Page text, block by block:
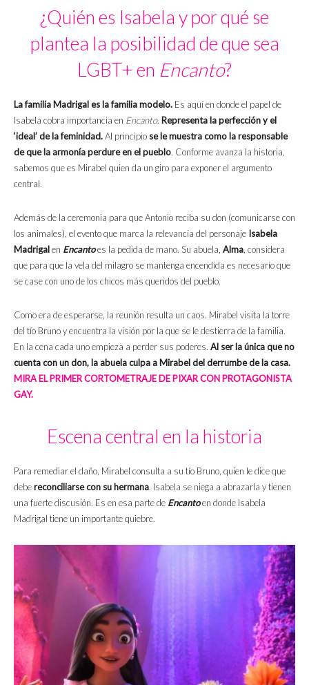
¿Quién es Isabela y por qué se
plantea la posibilidad de que sea
LGBT+ en Encanto?
La familia Madrigal es la familia modelo. Es aquí en donde el papel de
Isabela cobra importancia en Encanto. Representa la perfección y el
‘ideal’ de la feminidad.Al principio se le muestra como la responsable
de que la armonía perdure en el pueblo. Conforme avanza la historia,
sabemos que es Mirabel quien da un giro para exponer el argumento
central.
Además de la ceremonia para que Antonio reciba su don (comunicarse con
los animales), el evento que marca la relevancia del personaje Isabela
Madrigalen Encantoes la pedida de mano. Su abuela, Alma , considera
que para que la vela del milagro se mantenga encendida es necesario que
se case con uno de los chicos más queridos del pueblo.
Como era de esperarse, la reunión resulta un caos. Mirabel visita la torre
del tío Bruno y encuentra la visión por la que se le destierra de la familia.
En la cena cada uno empieza a perder sus poderes. Al ser la única que no
cuenta con un don, la abuela culpa a Mirabel del derrumbe de la casa.
MIRA EL PRIMER CORTOMETRAJE DE PIXAR CON PROTAGONISTA
GAY.
Escena central en la historia
Para remediar el daño, Mirabel consulta a su tío Bruno, quien le dice que
debereconciliarse con su hermana. Isabela se niega a abrazarla y tienen
una fuerte discusión. Es en esa parte de Encantoen donde Isabela
Madrigal tiene un importante quiebre.